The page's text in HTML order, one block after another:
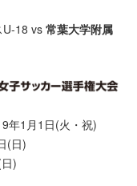
U-18 vs常葉大学附属
年1月1日(火・祝)
(日)
)